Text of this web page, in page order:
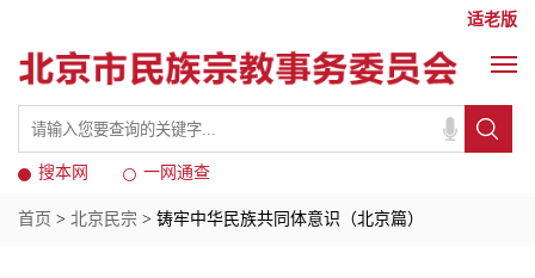
适老版
搜本网 一网通查
首页 > 北京民宗 > 铸牢中华民族共同体意识（北京篇）